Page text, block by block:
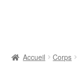
Accueil Corps